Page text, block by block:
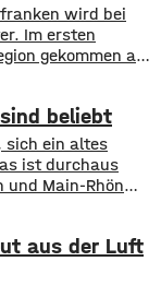
wird bei
Im ersten
gekommen als
zwischen
hier
​Außerdem
beliebt
sich ein altes
ist durchaus
und Main-Rhön
OCH für den
EBN für Ebern
aus der Luft